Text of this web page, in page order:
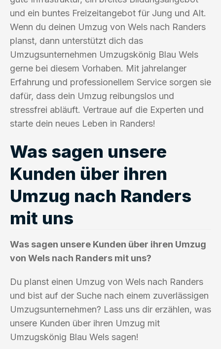
und ein buntes Freizeitangebot für Jung und Alt.
Wenn du deinen Umzug von Wels nach Randers
planst, dann unterstützt dich das
Umzugsunternehmen Umzugskönig Blau Wels
gerne bei diesem Vorhaben. Mit jahrelanger
Erfahrung und professionellem Service sorgen sie
dafür, dass dein Umzug reibungslos und
stressfrei abläuft. Vertraue auf die Experten und
starte dein neues Leben in Randers!
Was sagen unsere
Kunden über ihren
Umzug nach Randers
mit uns
Was sagen unsere Kunden über ihren Umzug
von Wels nach Randers mit uns?
Du planst einen Umzug von Wels nach Randers
und bist auf der Suche nach einem zuverlässigen
Umzugsunternehmen? Lass uns dir erzählen, was
unsere Kunden über ihren Umzug mit
Umzugskönig Blau Wels sagen!